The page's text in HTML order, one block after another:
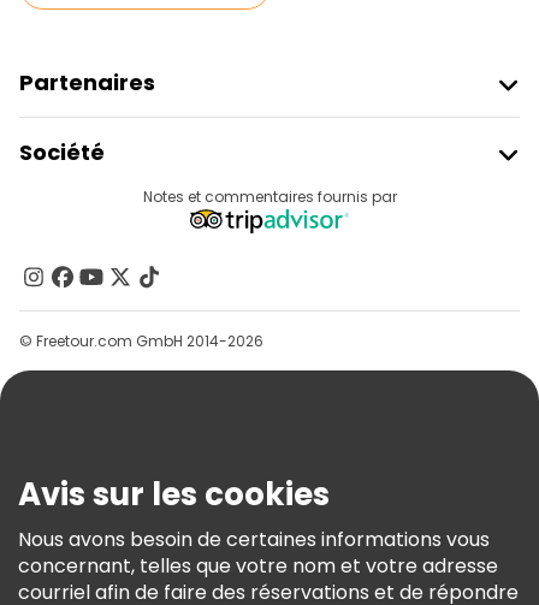
Partenaires
Connexion Du Fournisseur
Programme D’affiliation
Société
Contactez-Nous
Groupes
Aide
Conditions Générales Et Mentions Légales
Politique En Matière De Cookies
Freetour Prix
Notes et commentaires fournis par
© Freetour.com GmbH 2014-2026
Avis sur les cookies
Nous avons besoin de certaines informations vous
concernant, telles que votre nom et votre adresse
courriel afin de faire des réservations et de répondre